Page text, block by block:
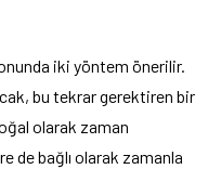
iki yöntem önerilir.
bu tekrar gerektiren bir
olarak zaman
de bağlı olarak zamanla